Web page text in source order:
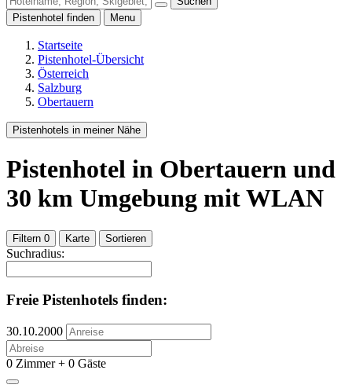
Pistenhotel finden
Menu
Startseite
Pistenhotel-Übersicht
Österreich
Salzburg
Obertauern
Pistenhotels in meiner Nähe
Pistenhotel in Obertauern und
30 km Umgebung mit WLAN
Filtern 0 Karte Sortieren
Suchradius:
Freie Pistenhotels finden:
30.10.2000
0 Zimmer + 0 Gäste